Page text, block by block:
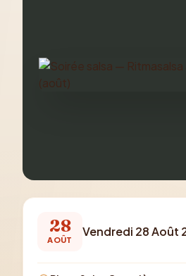
28
AOÛT
Vendredi 28 Août